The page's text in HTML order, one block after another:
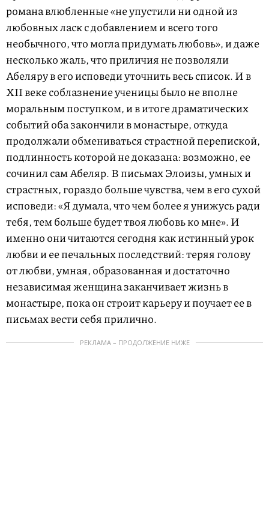
романа влюбленные «не упустили ни одной из
любовных ласк с добавлением и всего того
необычного, что могла придумать любовь», и даже
несколько жаль, что приличия не позволяли
Абеляру в его исповеди уточнить весь список. И в
XII веке соблазнение ученицы было не вполне
моральным поступком, и в итоге драматических
событий оба закончили в монастыре, откуда
продолжали обмениваться страстной перепиской,
подлинность которой не доказана: возможно, ее
сочинил сам Абеляр. В письмах Элоизы, умных и
страстных, гораздо больше чувства, чем в его сухой
исповеди: «Я думала, что чем более я унижусь ради
тебя, тем больше будет твоя любовь ко мне». И
именно они читаются сегодня как истинный урок
любви и ее печальных последствий: теряя голову
от любви, умная, образованная и достаточно
независимая женщина заканчивает жизнь в
монастыре, пока он строит карьеру и поучает ее в
письмах вести себя прилично.
РЕКЛАМА – ПРОДОЛЖЕНИЕ НИЖЕ